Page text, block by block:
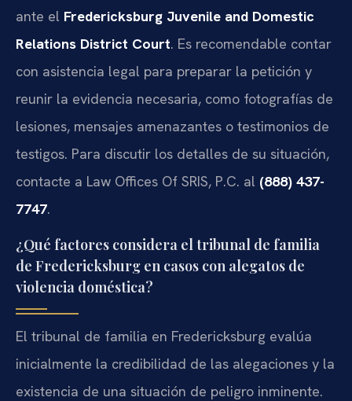
ante el Fredericksburg Juvenile and Domestic
Relations District Court. Es recomendable contar
con asistencia legal para preparar la petición y
reunir la evidencia necesaria, como fotografías de
lesiones, mensajes amenazantes o testimonios de
testigos. Para discutir los detalles de su situación,
contacte a Law Offices Of SRIS, P.C. al (888) 437-
7747.
¿Qué factores considera el tribunal de familia
de Fredericksburg en casos con alegatos de
violencia doméstica?
El tribunal de familia en Fredericksburg evalúa
inicialmente la credibilidad de las alegaciones y la
existencia de una situación de peligro inminente.